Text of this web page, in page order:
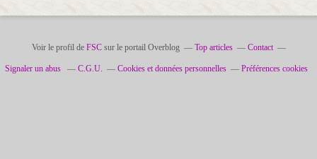
Voir le profil de FSCsur le portail Overblog Top articles Contact
Signaler un abus C.G.U. Cookies et données personnelles Préférences cookies